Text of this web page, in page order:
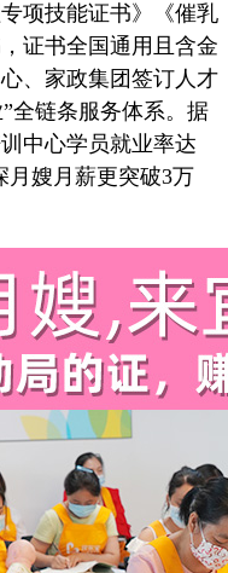
项技能证书》《催乳
证书全国通用且含金
、家政集团签订人才
全链条服务体系。据
中心学员就业率达
月嫂月薪更突破3万